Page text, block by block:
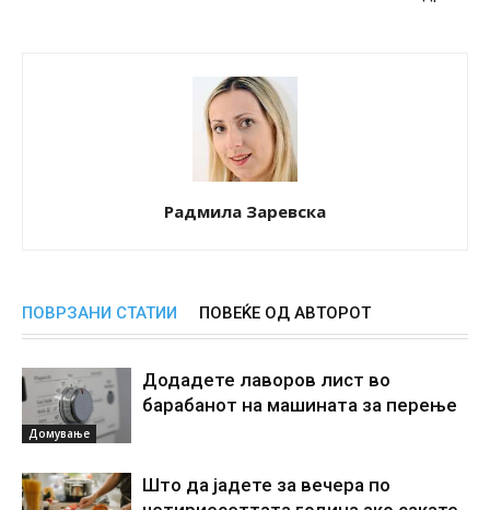
Радмила Заревска
ПОВРЗАНИ СТАТИИ ПОВЕЌЕ ОД АВТОРОТ
Домување
Додадете лаворов лист во
барабанот на машината за перење
Што да јадете за вечера по